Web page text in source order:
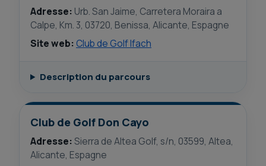
Adresse: Urb. San Jaime, Carretera Moraira a
Calpe, Km. 3, 03720, Benissa, Alicante, Espagne
Site web: Club de Golf Ifach
Description du parcours
Club de Golf Don Cayo
Adresse:Sierra de Altea Golf, s/n, 03599, Altea,
Alicante, Espagne